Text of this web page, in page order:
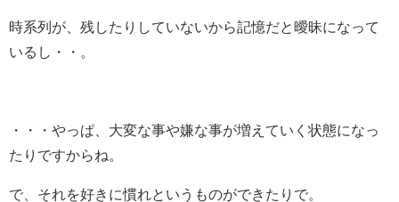
時系列が、残したりしていないから記憶だと曖昧になって
いるし・・。
・・・やっぱ、大変な事や嫌な事が増えていく状態になっ
たりですからね。
で、それを好きに慣れというものができたりで。